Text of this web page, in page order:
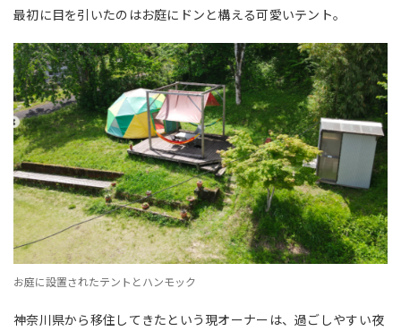
最初に目を引いたのはお庭にドンと構える可愛いテント。
お庭に設置されたテントとハンモック
神奈川県から移住してきたという現オーナーは、過ごしやすい夜